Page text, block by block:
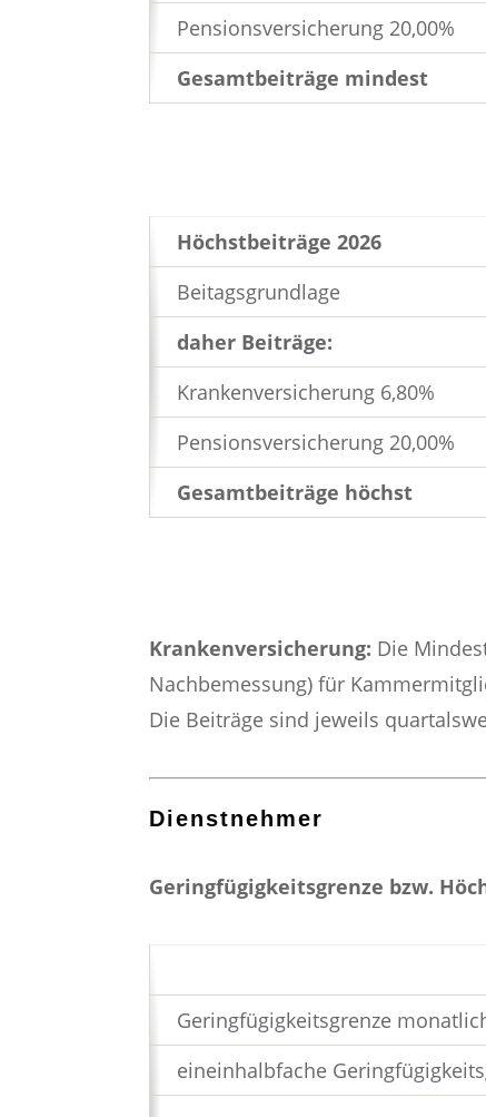
Pensionsversicherung 20,00%
Gesamtbeiträge mindest
Höchstbeiträge 2026
Beitagsgrundlage
daher Beiträge:
Krankenversicherung 6,80%
Pensionsversicherung 20,00%
Gesamtbeiträge höchst
Krankenversicherung: Die
Nachbemessung) für
Die Beiträge sind jeweils
Dienstnehmer
Geringfügigkeitsgrenze bzw.
Geringfügigkeitsgrenze
eineinhalbfache